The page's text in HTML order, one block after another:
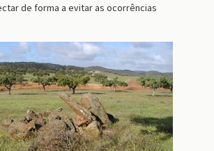
de forma a evitar as ocorrências